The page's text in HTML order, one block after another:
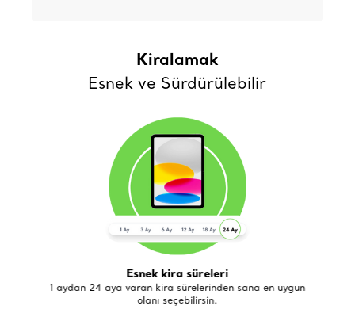
Kiralamak
Esnek ve Sürdürülebilir
Esnek kira süreleri
1 aydan 24 aya varan kira sürelerinden sana en uygun
olanı seçebilirsin.